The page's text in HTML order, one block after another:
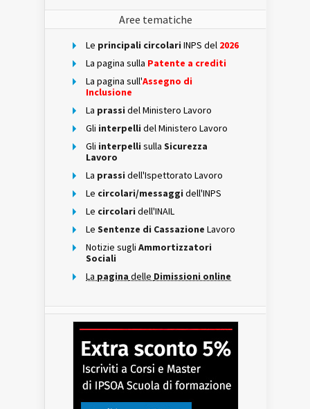
Aree tematiche
Le principali circolari INPS del 2026
La pagina sulla Patente a crediti
La pagina sull'Assegno di
Inclusione
La prassi del Ministero Lavoro
Gli interpelli del Ministero Lavoro
Gli interpelli sulla Sicurezza
Lavoro
La prassi dell'Ispettorato Lavoro
Le circolari/messaggi dell'INPS
Le circolari dell'INAIL
Le Sentenze di Cassazione Lavoro
Notizie sugli Ammortizzatori
Sociali
La pagina delle Dimissioni online